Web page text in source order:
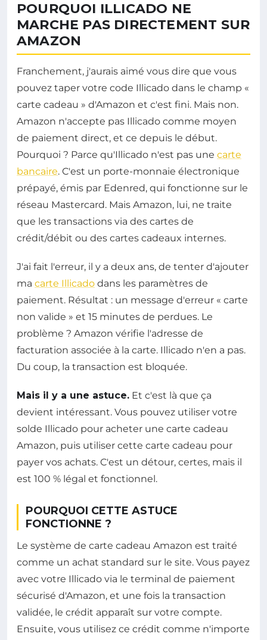
POURQUOI ILLICADO NE
MARCHE PAS DIRECTEMENT SUR
AMAZON
Franchement, j'aurais aimé vous dire que vous
pouvez taper votre code Illicado dans le champ «
carte cadeau » d'Amazon et c'est fini. Mais non.
Amazon n'accepte pas Illicado comme moyen
de paiement direct, et ce depuis le début.
Pourquoi ? Parce qu'Illicado n'est pas une carte
bancaire. C'est un porte-monnaie électronique
prépayé, émis par Edenred, qui fonctionne sur le
réseau Mastercard. Mais Amazon, lui, ne traite
que les transactions via des cartes de
crédit/débit ou des cartes cadeaux internes.
J'ai fait l'erreur, il y a deux ans, de tenter d'ajouter
ma carte Illicado dans les paramètres de
paiement. Résultat : un message d'erreur « carte
non valide » et 15 minutes de perdues. Le
problème ? Amazon vérifie l'adresse de
facturation associée à la carte. Illicado n'en a pas.
Du coup, la transaction est bloquée.
Mais il y a une astuce. Et c'est là que ça
devient intéressant. Vous pouvez utiliser votre
solde Illicado pour acheter une carte cadeau
Amazon, puis utiliser cette carte cadeau pour
payer vos achats. C'est un détour, certes, mais il
est 100 % légal et fonctionnel.
POURQUOI CETTE ASTUCE
FONCTIONNE ?
Le système de carte cadeau Amazon est traité
comme un achat standard sur le site. Vous payez
avec votre Illicado via le terminal de paiement
sécurisé d'Amazon, et une fois la transaction
validée, le crédit apparaît sur votre compte.
Ensuite, vous utilisez ce crédit comme n'importe